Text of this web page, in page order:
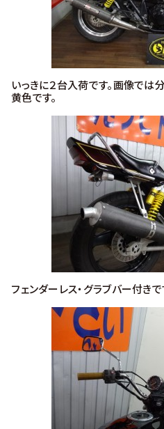
いっきに２台入荷です。画像では
黄色です。
フェンダーレス・グラブバー付きで